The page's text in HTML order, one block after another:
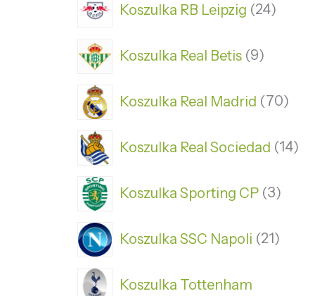
Koszulka RB Leipzig 24
Koszulka Real Betis 9
Koszulka Real Madrid 70
Koszulka Real Sociedad 14
Koszulka Sporting CP 3
Koszulka SSC Napoli 21
Koszulka Tottenham